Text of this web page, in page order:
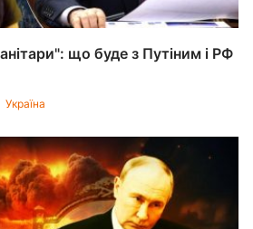
що буде з Путіним і РФ
Україна